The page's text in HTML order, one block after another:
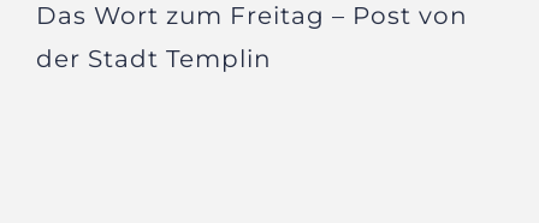
Das Wort zum Freitag – Post von
der Stadt Templin